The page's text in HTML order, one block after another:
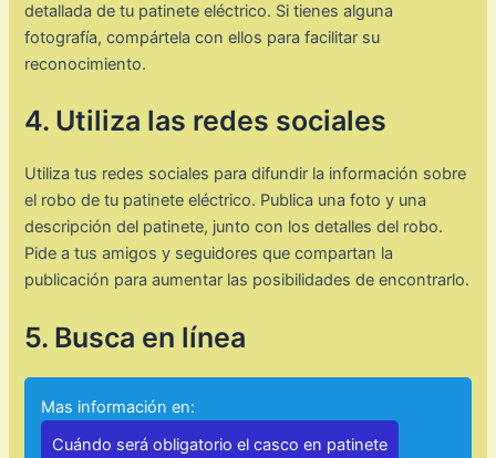
detallada de tu patinete eléctrico. Si tienes alguna
fotografía, compártela con ellos para facilitar su
reconocimiento.
4. Utiliza las redes sociales
Utiliza tus redes sociales para difundir la información sobre
el robo de tu patinete eléctrico. Publica una foto y una
descripción del patinete, junto con los detalles del robo.
Pide a tus amigos y seguidores que compartan la
publicación para aumentar las posibilidades de encontrarlo.
5. Busca en línea
Mas información en:
Cuándo será obligatorio el casco en patinete